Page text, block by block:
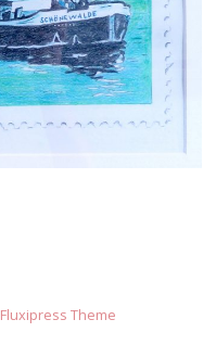
Fluxipress Theme